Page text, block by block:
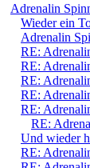
Adrenalin
Wieder ein
Adrenalin
RE:
RE:
RE:
RE:
RE:
RE:
Und wieder
RE: